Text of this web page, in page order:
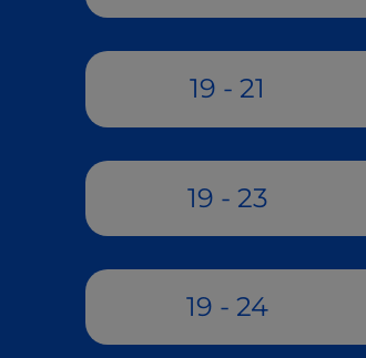
19 - 21
19 - 23
19 - 24